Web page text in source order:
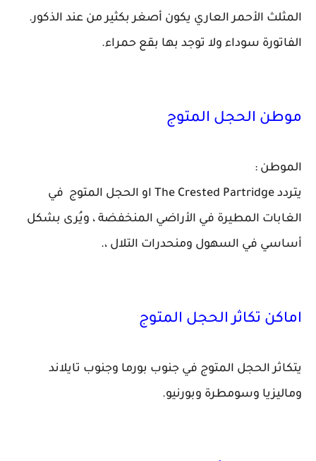
المثلث الأحمر العاري يكون أصغر بكثير من عند الذكور.
الفاتورة سوداء ولا توجد بها بقع حمراء.
موطن الحجل المتوج
الموطن :
يتردد The Crested Partridge او الحجل المتوج في
الغابات المطيرة في الأراضي المنخفضة ، ويُرى بشكل
أساسي في السهول ومنحدرات التلال ،.
اماكن تكاثر الحجل المتوج
يتكاثر الحجل المتوج في جنوب بورما وجنوب تايلاند
وماليزيا وسومطرة وبورنيو.